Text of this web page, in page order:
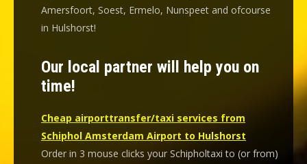
Amersfoort, Soest, Ermelo, Nunspeet and ofcourse
in Hulshorst!
Our local partner will help you on
time!
Cheap airporttransfer/taxi services from
Schiphol Amsterdam Airport to Hulshorst
Order in 3 mouse clicks your Schipholtaxi to (or from)